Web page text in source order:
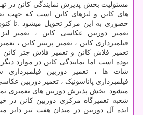
مسئولیت بخش پذیرش نمایندگی کانن در
های کانن و لنزهای کانن است که جهت
حضوری به این مرکز تحویل میشود.تا
تعمیر دوربین عکاسی کانن ، تعمیر
فیلمبرداری کانن ، تعمیر پرینتر کانن ،
تعمیر فلاش کانن و تعمیر فلاش چتر کانن
بوده است اما نمایندگی کانن در موارد
شات ها ، تعمیر دوربین فیلمبرداری
فیلمبرداری پاناسونیک ، تعمیر دوربین
میشود.بخش پذیرش دوربین های تعمیری
شعبه تعمیرگاه مرکزی دوربین کانن در
ایده آل دوربین در میدان هفت تیر دایر